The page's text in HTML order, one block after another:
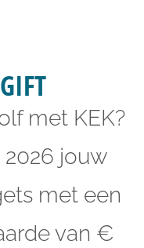
met KEK?
2026 jouw
met een
van €